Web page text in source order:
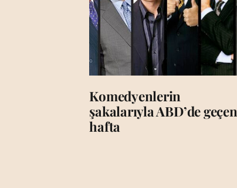
Komedyenlerin
şakalarıyla ABD’de geçen
hafta